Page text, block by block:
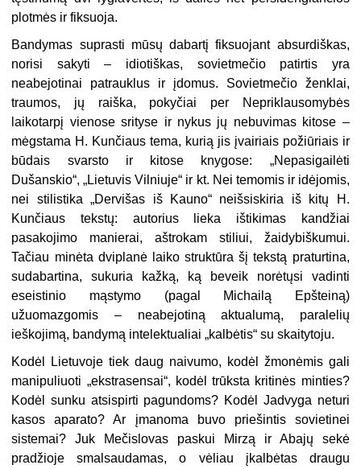
plotmės ir fiksuoja.
Bandymas suprasti mūsų dabartį fiksuojant absurdiškas,
norisi sakyti – idiotiškas, sovietmečio patirtis yra
neabejotinai patrauklus ir įdomus. Sovietmečio ženklai,
traumos, jų raiška, pokyčiai per Nepriklausomybės
laikotarpį vienose srityse ir nykus jų nebuvimas kitose –
mėgstama H. Kunčiaus tema, kurią jis įvairiais požiūriais ir
būdais svarsto ir kitose knygose: „Nepasigailėti
Dušanskio“, „Lietuvis Vilniuje“ ir kt. Nei temomis ir idėjomis,
nei stilistika „Dervišas iš Kauno“ neišsiskiria iš kitų H.
Kunčiaus tekstų: autorius lieka ištikimas kandžiai
pasakojimo manierai, aštrokam stiliui, žaidybiškumui.
Tačiau minėta dviplanė laiko struktūra šį tekstą praturtina,
sudabartina, sukuria kažką, ką beveik norėtųsi vadinti
eseistinio mąstymo (pagal Michailą Epšteiną)
užuomazgomis – neabejotiną aktualumą, paralelių
ieškojimą, bandymą intelektualiai „kalbėtis“ su skaitytoju.
Kodėl Lietuvoje tiek daug naivumo, kodėl žmonėmis gali
manipuliuoti „ekstrasensai“, kodėl trūksta kritinės minties?
Kodėl sunku atsispirti pagundoms? Kodėl Jadvyga neturi
kasos aparato? Ar įmanoma buvo priešintis sovietinei
sistemai? Juk Mečislovas paskui Mirzą ir Abajų sekė
pradžioje smalsaudamas, o vėliau įkalbėtas draugu